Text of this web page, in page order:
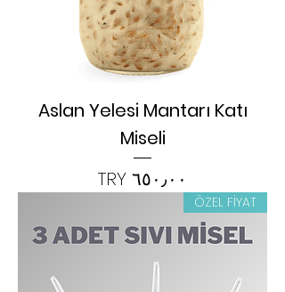
Aslan Yelesi Mantarı Katı
Miseli
السعر
ÖZEL FİYAT